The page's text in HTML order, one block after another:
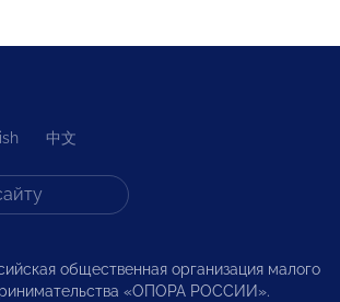
中文
общественная организация малого
«ОПОРА РОССИИ».